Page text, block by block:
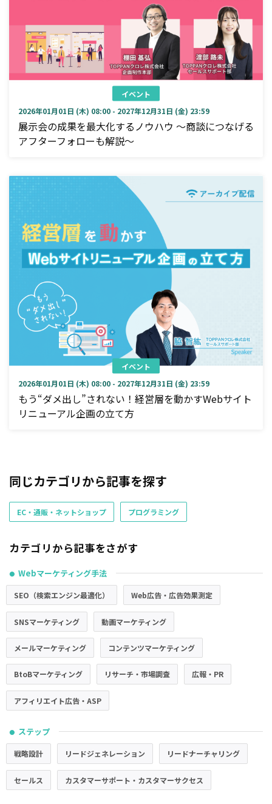
イベント
2026年01月01日 (木) 08:00 - 2027年12月31日 (金) 23:59
展示会の成果を最大化するノウハウ ～商談につなげる
アフターフォローも解説～
イベント
2026年01月01日 (木) 08:00 - 2027年12月31日 (金) 23:59
もう“ダメ出し”されない！経営層を動かすWebサイト
リニューアル企画の立て方
同じカテゴリから記事を探す
EC・通販・ネットショップ プログラミング
カテゴリから記事をさがす
● Webマーケティング手法
SEO（検索エンジン最適化） Web広告・広告効果測定
SNSマーケティング 動画マーケティング
メールマーケティング コンテンツマーケティング
BtoBマーケティング リサーチ・市場調査 広報・PR
アフィリエイト広告・ASP
● ステップ
戦略設計 リードジェネレーション リードナーチャリング
セールス カスタマーサポート・カスタマーサクセス